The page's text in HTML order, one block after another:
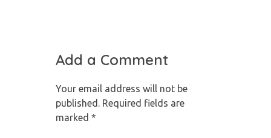
Add a Comment
Your email address will not be
published. Required fields are
marked *